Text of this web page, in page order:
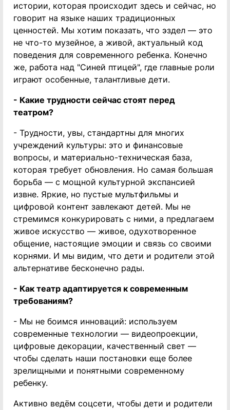
истории, которая происходит здесь и сейчас, но
говорит на языке наших традиционных
ценностей. Мы хотим показать, что эздел — это
не что-то музейное, а живой, актуальный код
поведения для современного ребенка. Конечно
же, работа над "Синей птицей", где главные роли
играют особенные, талантливые дети.
- Какие трудности сейчас стоят перед
театром?
- Трудности, увы, стандартны для многих
учреждений культуры: это и финансовые
вопросы, и материально-техническая база,
которая требует обновления. Но самая большая
борьба — с мощной культурной экспансией
извне. Яркие, но пустые мультфильмы и
цифровой контент завлекают детей. Мы не
стремимся конкурировать с ними, а предлагаем
живое искусство — живое, одухотворенное
общение, настоящие эмоции и связь со своими
корнями. И мы видим, что дети и родители этой
альтернативе бесконечно рады.
- Как театр адаптируется к современным
требованиям?
- Мы не боимся инноваций: используем
современные технологии — видеопроекции,
цифровые декорации, качественный свет —
чтобы сделать наши постановки еще более
зрелищными и понятными современному
ребенку.
Активно ведём соцсети, чтобы дети и родители